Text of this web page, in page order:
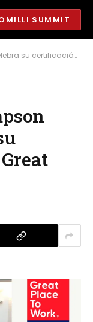
SUMMIT
como Great Place to Work